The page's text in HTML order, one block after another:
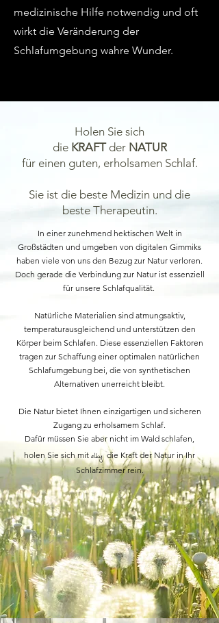
medizinische Hilfe notwendig und oft
wirkt die Veränderung der
Schlafumgebung wahre Wunder.
Holen Sie sich
die KRAFT der NATUR
für einen guten, erholsamen Schlaf.
Sie ist die beste Medizin und die
beste Therapeutin.
In einer zunehmend hektischen Welt in
Großstädten und umgeben von digitalen Gimmiks
haben viele von uns den Bezug zur Natur verloren.
Doch gerade die Verbindung zur Natur ist essenziell
für unsere Schlafqualität.
Natürliche Materialien sind atmungsaktiv,
temperaturausgleichend und unterstützen den
Körper beim Schlafen. Diese essenziellen Faktoren
tragen zur Schaffung einer optimalen natürlichen
Schlafumgebung bei, die von synthetischen
Alternativen unerreicht bleibt.
Die Natur bietet Ihnen einzigartigen und sicheren
Zugang zu erholsamem Schlaf.
Dafür müssen Sie aber nicht im Wald schlafen,
holen Sie sich mit elky die Kraft der Natur in Ihr
Schlafzimmer rein.